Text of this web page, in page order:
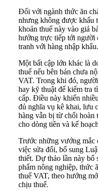
Đối với ngành thức ăn
nhưng không được khấu
khoản thuế này vào giá
hưởng trực tiếp tới người
tranh với hàng nhập khẩu.
Một bất cập lớn khác là
thuế nếu bên bán chưa
VAT. Trong khi đó,
hay kỹ thuật để kiểm tra
cấp. Điều này khiến
đủ nghĩa vụ kê khai, lưu
hàng vẫn bị từ chối hoàn
cho dòng tiền và kế
Trước những vướng
việc sửa đổi, bổ sung
thiết. Dự thảo lần này bổ
phẩm nông nghiệp, thức
thuế VAT, theo hướng
chịu thuế.